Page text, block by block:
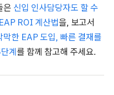
은 신입 인사담당자도 할 수
ROI 계산법을, 보고서
막한 EAP 도입, 빠른 결재를
계를 함께 참고해 주세요.